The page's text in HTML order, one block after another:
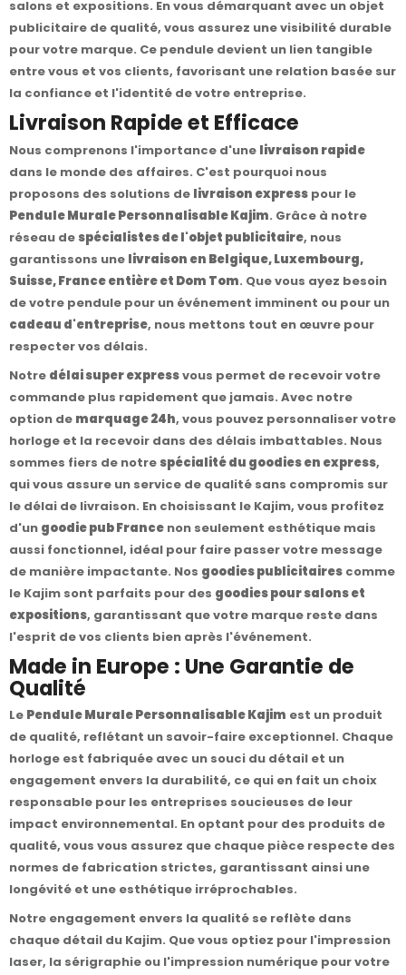
salons et expositions. En vous démarquant avec un objet
publicitaire de qualité, vous assurez une visibilité durable
pour votre marque. Ce pendule devient un lien tangible
entre vous et vos clients, favorisant une relation basée sur
la confiance et l'identité de votre entreprise.
Livraison Rapide et Efficace
Nous comprenons l'importance d'une livraison rapide
dans le monde des affaires. C'est pourquoi nous
proposons des solutions de livraison express pour le
Pendule Murale Personnalisable Kajim. Grâce à notre
réseau despécialistes de l'objet publicitaire, nous
garantissons une livraison en Belgique, Luxembourg,
Suisse, France entière et Dom Tom. Que vous ayez besoin
de votre pendule pour un événement imminent ou pour un
cadeau d'entreprise, nous mettons tout en œuvre pour
respecter vos délais.
Notre délai super expressvous permet de recevoir votre
commande plus rapidement que jamais. Avec notre
option de marquage 24h, vous pouvez personnaliser votre
horloge et la recevoir dans des délais imbattables. Nous
sommes fiers de notrespécialité du goodies en express,
qui vous assure un service de qualité sans compromis sur
le délai de livraison. En choisissant le Kajim, vous profitez
d'un goodie pub France non seulement esthétique mais
aussi fonctionnel, idéal pour faire passer votre message
de manière impactante. Nos goodies publicitaires comme
le Kajim sont parfaits pour des goodies pour salons et
expositions, garantissant que votre marque reste dans
l'esprit de vos clients bien après l'événement.
Made in Europe : Une Garantie de
Qualité
Le Pendule Murale Personnalisable Kajim est un produit
de qualité, reflétant un savoir-faire exceptionnel. Chaque
horloge est fabriquée avec un souci du détail et un
engagement envers la durabilité, ce qui en fait un choix
responsable pour les entreprises soucieuses de leur
impact environnemental. En optant pour des produits de
qualité, vous vous assurez que chaque pièce respecte des
normes de fabrication strictes, garantissant ainsi une
longévité et une esthétique irréprochables.
Notre engagement envers la qualité se reflète dans
chaque détail du Kajim. Que vous optiez pour l'impression
laser, la sérigraphie ou l'impression numérique pour votre